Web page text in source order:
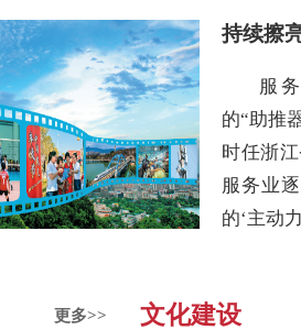
持续擦
服
的“助推
时任浙
服务业
的‘主动
更多>> 文化建设